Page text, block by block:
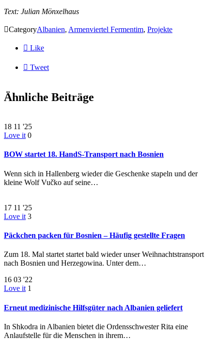
Text: Julian Mönxelhaus
CategoryAlbanien, Armenviertel Fermentim, Projekte
 Like
 Tweet
Ähnliche Beiträge
18 11 '25
Love it 0
BOW startet 18. HandS-Transport nach Bosnien
Wenn sich in Hallenberg wieder die Geschenke stapeln und der
kleine Wolf Vučko auf seine…
17 11 '25
Love it 3
Päckchen packen für Bosnien – Häufig gestellte Fragen
Zum 18. Mal startet startet bald wieder unser Weihnachtstransport
nach Bosnien und Herzegowina. Unter dem…
16 03 '22
Love it 1
Erneut medizinische Hilfsgüter nach Albanien geliefert
In Shkodra in Albanien bietet die Ordensschwester Rita eine
Anlaufstelle für die Menschen in ihrem…